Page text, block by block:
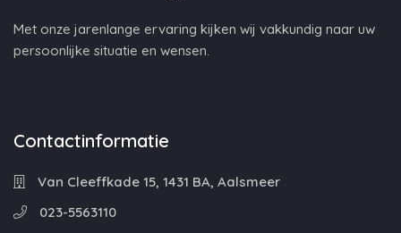
Met onze jarenlange ervaring kijken wij vakkundig naar uw
persoonlijke situatie en wensen.
Contactinformatie
Van Cleeffkade 15, 1431 BA, Aalsmeer
023-5563110